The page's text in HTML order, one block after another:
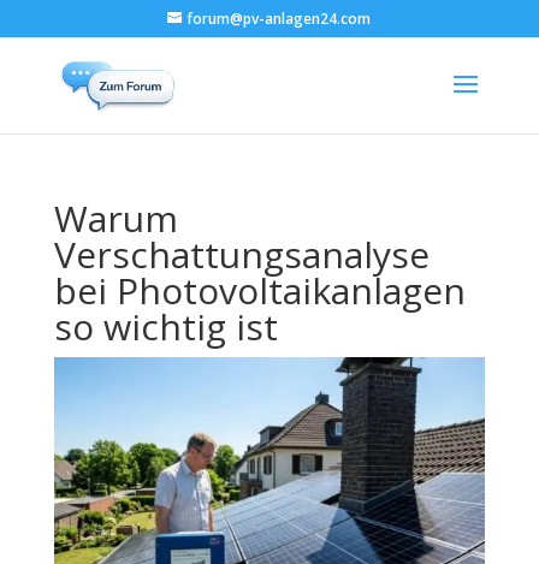
forum@pv-anlagen24.com
Warum
Verschattungsanalyse
bei Photovoltaikanlagen
so wichtig ist